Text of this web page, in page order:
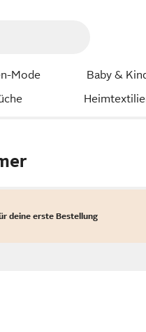
Mode Baby &
deine erste Bestellung